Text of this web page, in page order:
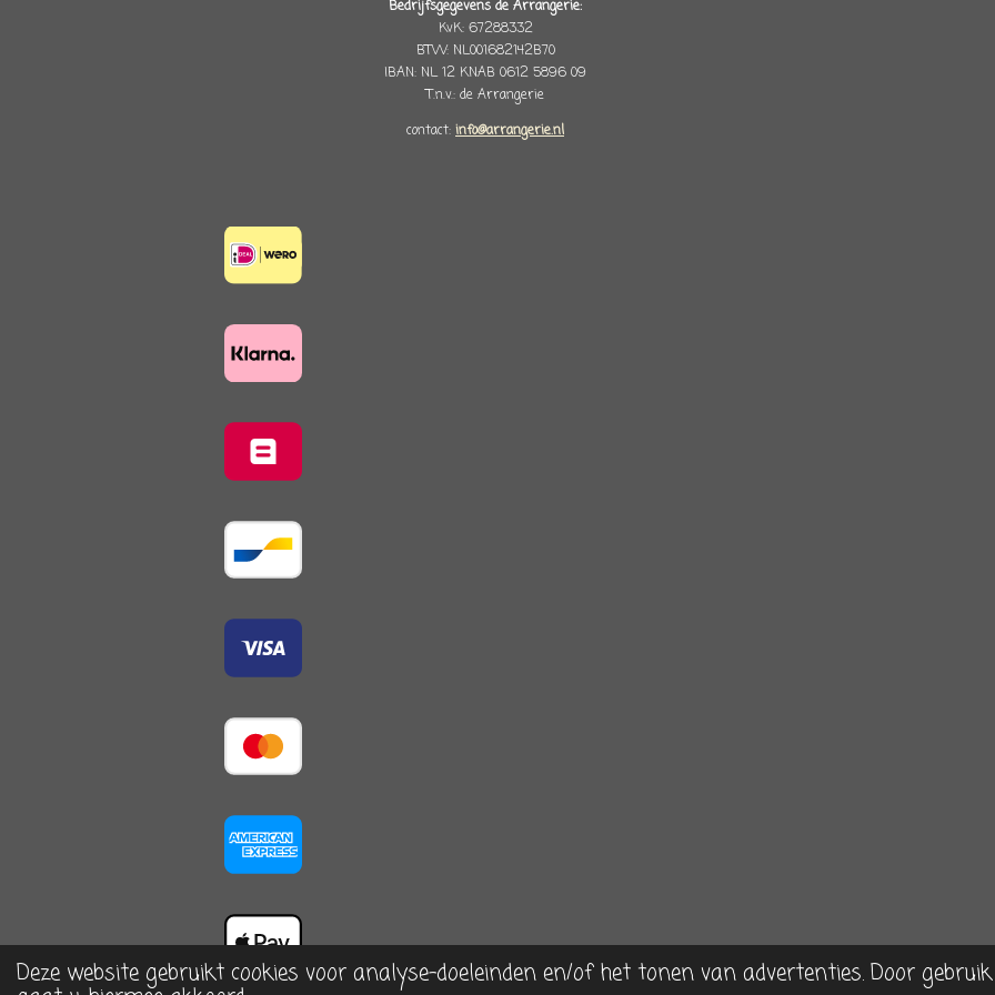
Deze website gebruikt cookies voor analyse-doeleinden en/of het tonen van advertenties. Door
Bedrijfsgegevens de Arrangerie:
KvK: 67288332
BTW: NL001682142B70
IBAN: NL 12 KNAB 0612 5896 09
T.n.v.: de Arrangerie
contact: info@arrangerie.nl
© 2023 - 2026 De Arrangerie, home & more